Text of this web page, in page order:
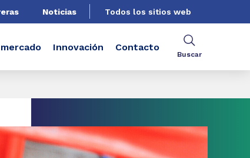
Noticias Todos los sitios web
Innovación Contacto
Buscar